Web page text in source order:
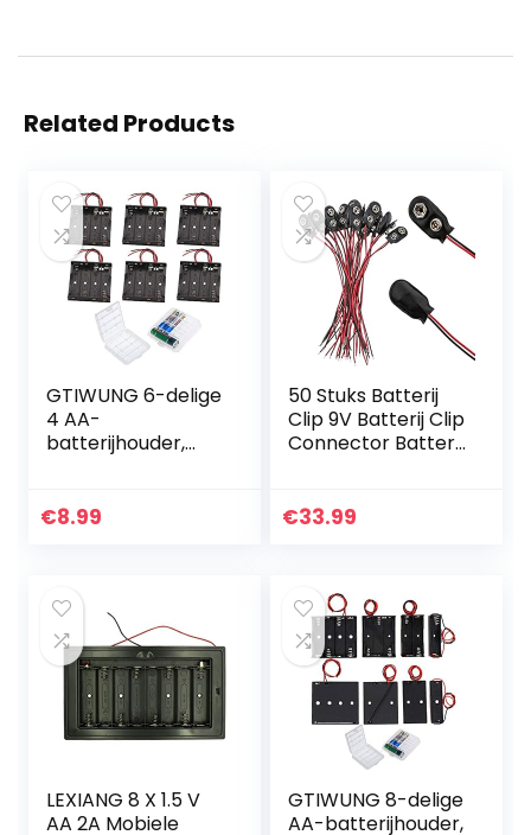
Related Products
GTIWUNG 6-delige
4 AA-
batterijhouder,
zwarte plastic
€8.99
50 Stuks Batterij
Clip 9V Batterij Clip
Connector Batterij
Accuaansluiting 9
€33.99
LEXIANG 8 X 1.5 V
AA 2A Mobiele
GTIWUNG 8-delige
AA-batterijhouder,